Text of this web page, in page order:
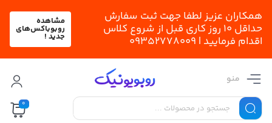
همکاران عزیز لطفا جهت ثبت سفارش
حداقل 10 روز کاری قبل از شروع کلاس
اقدام فرمایید | 09352778009
مشاهده
روبوباکس‌های
جدید !
منو
0